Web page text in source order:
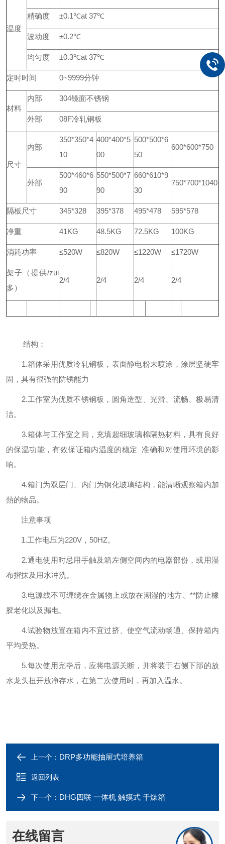
温度
精确度 ±0.1℃at 37℃
波动度 ±0.2℃
均匀度 ±0.3℃at 37℃
定时时间 0~9999分钟
材料
内部 304镜面不锈钢
外部 08F冷轧钢板
尺寸
内部
350*350*4
10
400*400*5
00
500*500*6
50
600*600*750
外部
500*460*6
90
550*500*7
90
660*610*9
30
750*700*1040
隔板尺寸 345*328 395*378 495*478 595*578
净重 41KG 48.5KG 72.5KG 100KG
消耗功率 ≤520W ≤820W ≤1220W ≤1720W
架子（提供/zui
多）
2/4 2/4 2/4 2/4
结构：
1.箱体采用优质冷轧钢板，表面静电粉末喷涂，涂层坚硬牢
固，具有很强的防锈能力
2.工作室为优质不锈钢板，圆角造型、光滑、流畅、极易清
洁。
3.箱体与工作室之间，充填超细玻璃棉隔热材料，具有良好
的保温功能，有效保证箱内温度的稳定 准确和对使用环境的影
响。
4.箱门为双层门、内门为钢化玻璃结构，能清晰观察箱内加
熱的物品。
注意事项
1.工作电压为220V，50HZ。
2.通电使用时忌用手触及箱左侧空间内的电器部份，或用湿
布揩抹及用水冲洗。
3.电源线不可缠绕在金属物上或放在潮湿的地方、**防止橡
胶老化以及漏电。
4.试验物放置在箱内不宜过挤、使空气流动畅通、保持箱内
平均受热。
5.每次使用完毕后，应将电源关断，并将装于右侧下部的放
水龙头扭开放净存水，在第二次使用时，再加入温水。
上一个： DRP多功能抽屉式培养箱
返回列表
下一个： DHG四联 一体机 触摸式 干燥箱
在线留言